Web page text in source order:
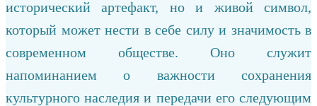
исторический артефакт, но и живой символ,
который может нести в себе силу и значимость в
современном обществе. Оно служит
напоминанием о важности сохранения
культурного наследия и передачи его следующим